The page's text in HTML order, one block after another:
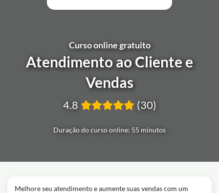
Curso online gratuito
Atendimento ao Cliente e
Vendas
Duração do curso online: 55 minutos
4.8 (30)
Melhore seu atendimento e aumente suas vendas com um